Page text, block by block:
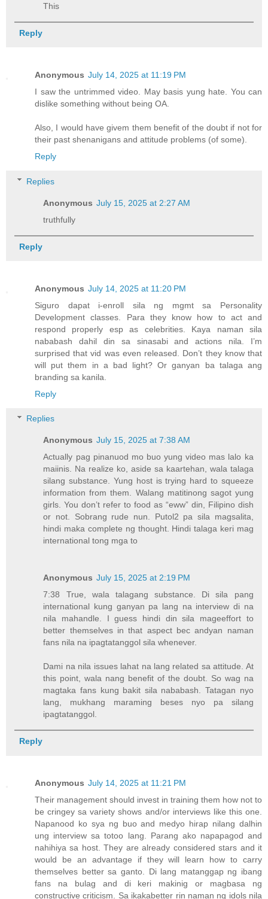
This
Reply
Anonymous July 14, 2025 at 11:19 PM
I saw the untrimmed video. May basis yung hate. You can
dislike something without being OA.
Also, I would have givem them benefit of the doubt if not for
their past shenanigans and attitude problems (of some).
Reply
Replies
Anonymous July 15, 2025 at 2:27 AM
truthfully
Reply
Anonymous July 14, 2025 at 11:20 PM
Siguro dapat i-enroll sila ng mgmt sa Personality
Development classes. Para they know how to act and
respond properly esp as celebrities. Kaya naman sila
nababash dahil din sa sinasabi and actions nila. I’m
surprised that vid was even released. Don’t they know that
will put them in a bad light? Or ganyan ba talaga ang
branding sa kanila.
Reply
Replies
Anonymous July 15, 2025 at 7:38 AM
Actually pag pinanuod mo buo yung video mas lalo ka
maiinis. Na realize ko, aside sa kaartehan, wala talaga
silang substance. Yung host is trying hard to squeeze
information from them. Walang matitinong sagot yung
girls. You don’t refer to food as “eww” din, Filipino dish
or not. Sobrang rude nun. Putol2 pa sila magsalita,
hindi maka complete ng thought. Hindi talaga keri mag
international tong mga to
Anonymous July 15, 2025 at 2:19 PM
7:38 True, wala talagang substance. Di sila pang
international kung ganyan pa lang na interview di na
nila mahandle. I guess hindi din sila mageeffort to
better themselves in that aspect bec andyan naman
fans nila na ipagtatanggol sila whenever.
Dami na nila issues lahat na lang related sa attitude. At
this point, wala nang benefit of the doubt. So wag na
magtaka fans kung bakit sila nababash. Tatagan nyo
lang, mukhang maraming beses nyo pa silang
ipagtatanggol.
Reply
Anonymous July 14, 2025 at 11:21 PM
Their management should invest in training them how not to
be cringey sa variety shows and/or interviews like this one.
Napanood ko sya ng buo and medyo hirap nilang dalhin
ung interview sa totoo lang. Parang ako napapagod and
nahihiya sa host. They are already considered stars and it
would be an advantage if they will learn how to carry
themselves better sa ganto. Di lang matanggap ng ibang
fans na bulag and di keri makinig or magbasa ng
constructive criticism. Sa ikakabetter rin naman ng idols nila